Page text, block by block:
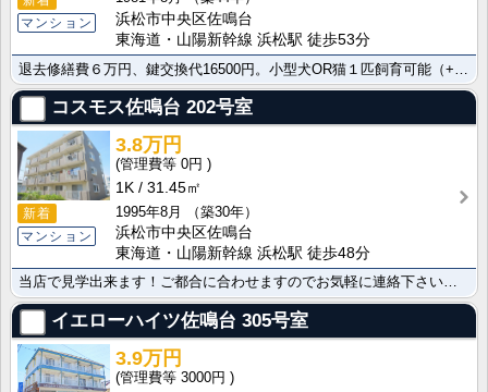
マンション
浜松市中央区佐鳴台
東海道・山陽新幹線 浜松駅 徒歩53分
コスモス佐鳴台 202号室
新着
マンション
3.8万円
0円
1K
31.45㎡
1995年8月
（築30年）
浜松市中央区佐鳴台
東海道・山陽新幹線 浜松駅 徒歩48分
当店で見学出来ます！ご都合に合わせますのでお気軽に連絡下さいご覧の物件の写真や詳細資料をはじめ、その･･･
イエローハイツ佐鳴台 305号室
3.9万円
3000円